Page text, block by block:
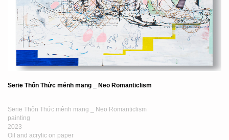
Serie Thổn Thức mênh mang _ Neo Romanticlism
Serie Thổn Thức mênh mang _ Neo Romanticlism
painting
2023
Oil and acrylic on paper